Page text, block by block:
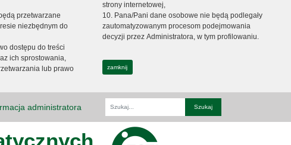
przetwarzane
niezbędnym do
dostępu do treści
ich sprostowania,
lub prawo
strony internetowej,
10. Pana/Pani dane osobowe nie będą podlegały
zautomatyzowanym procesom podejmowania
decyzji przez Administratora, w tym profilowaniu.
zamknij
administratora
Fraza